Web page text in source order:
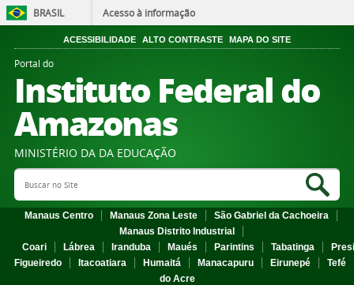
BRASIL Acesso à informação
ACESSIBILIDADE ALTO CONTRASTE MAPA DO SITE
Portal do
Instituto Federal do
Amazonas
MINISTÉRIO DA DA EDUCAÇÃO
Search Site
Manaus Centro Manaus Zona Leste
São Gabriel da Cachoeira
Manaus Distrito Industrial
Coari
Lábrea Iranduba Maués Parintins Tabatinga
Figueiredo
Itacoatiara Humaitá Manacapuru Eirunepé
Tefé
do Acre